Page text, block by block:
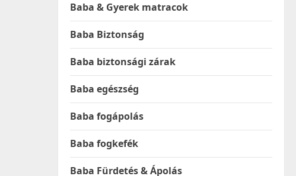
Baba & Gyerek matracok
Baba Biztonság
Baba biztonsági zárak
Baba egészség
Baba fogápolás
Baba fogkefék
Baba Fürdetés & Ápolás